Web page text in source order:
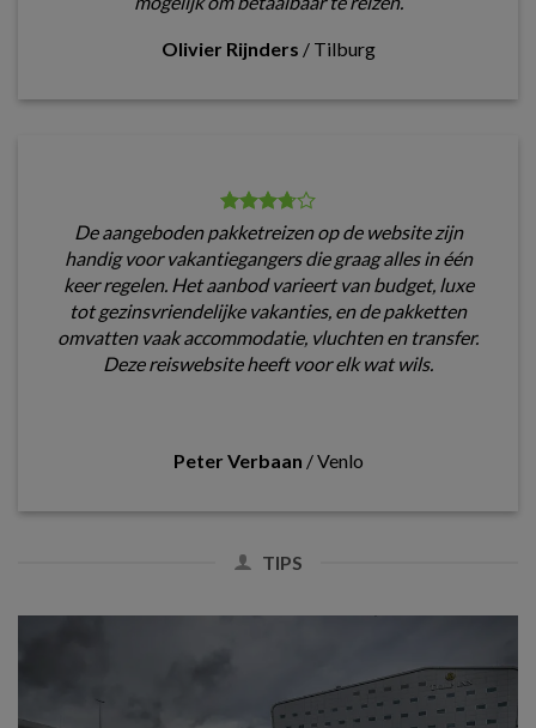
Olivier Rijnders / Tilburg
De aangeboden pakketreizen op de website zijn
handig voor vakantiegangers die graag alles in één
keer regelen. Het aanbod varieert van budget, luxe
tot gezinsvriendelijke vakanties, en de pakketten
omvatten vaak accommodatie, vluchten en transfer.
Deze reiswebsite heeft voor elk wat wils.
Peter Verbaan /Venlo
TIPS